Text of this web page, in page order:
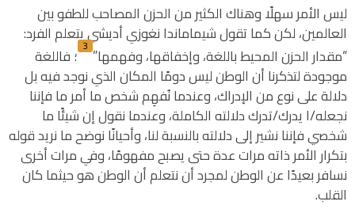
ليس الأمر سهلًا وهناك الكثير من الحزن المصاحب للطفو بين
العالمين، لكن كما تقول شيماماندا نغوزي أديشي يتعلم الفرد:
“مقدار الحزن المحيط باللغة، وإخفاقها، وفهمها” 3 ؛ فاللغة
موجودة لتذكرنا أن الوطن ليس دومًا المكان الذي نوجد فيه بل
دلالة على نوع من الإدراك، وعندما نُفهِم شخص ما أمر ما فإننا
نجعله/ا يدرك/تدرك دلالته الكاملة، وعندما نقول إن شيئًا ما
شخصي فإننا نشير إلى دلالته بالنسبة لنا، وأحيانًا نوضح ما نريد قوله
بتكرار الأمر ذاته مرات عدة حتى يصبح مفهومًا، وفي مرات أخرى
نسافر بعيدًا عن الوطن لمجرد أن نتعلم أن الوطن هو حيثما كان
القلب.